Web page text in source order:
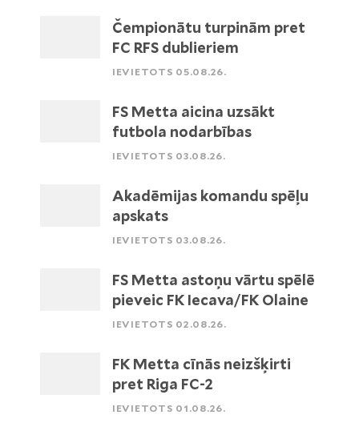
Čempionātu turpinām pret
FC RFS dublieriem
IEVIETOTS 05.08.26.
FS Metta aicina uzsākt
futbola nodarbības
IEVIETOTS 03.08.26.
Akadēmijas komandu spēļu
apskats
IEVIETOTS 03.08.26.
FS Metta astoņu vārtu spēlē
pieveic FK Iecava/FK Olaine
IEVIETOTS 02.08.26.
FK Metta cīnās neizšķirti
pret Riga FC-2
IEVIETOTS 01.08.26.